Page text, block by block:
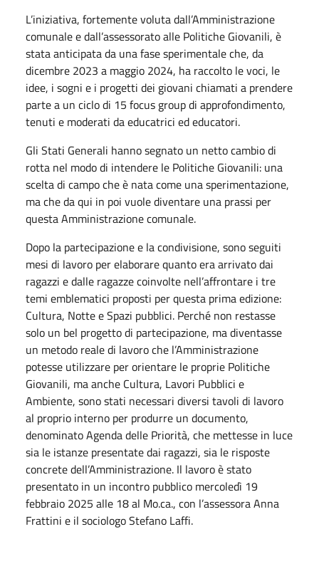
L’iniziativa, fortemente voluta dall’Amministrazione
comunale e dall’assessorato alle Politiche Giovanili, è
stata anticipata da una fase sperimentale che, da
dicembre 2023 a maggio 2024, ha raccolto le voci, le
idee, i sogni e i progetti dei giovani chiamati a prendere
parte a un ciclo di 15 focus group di approfondimento,
tenuti e moderati da educatrici ed educatori.
Gli Stati Generali hanno segnato un netto cambio di
rotta nel modo di intendere le Politiche Giovanili: una
scelta di campo che è nata come una sperimentazione,
ma che da qui in poi vuole diventare una prassi per
questa Amministrazione comunale.
Dopo la partecipazione e la condivisione, sono seguiti
mesi di lavoro per elaborare quanto era arrivato dai
ragazzi e dalle ragazze coinvolte nell’affrontare i tre
temi emblematici proposti per questa prima edizione:
Cultura, Notte e Spazi pubblici. Perché non restasse
solo un bel progetto di partecipazione, ma diventasse
un metodo reale di lavoro che l’Amministrazione
potesse utilizzare per orientare le proprie Politiche
Giovanili, ma anche Cultura, Lavori Pubblici e
Ambiente, sono stati necessari diversi tavoli di lavoro
al proprio interno per produrre un documento,
denominato Agenda delle Priorità, che mettesse in luce
sia le istanze presentate dai ragazzi, sia le risposte
concrete dell’Amministrazione. Il lavoro è stato
presentato in un incontro pubblico mercoledì 19
febbraio 2025 alle 18 al Mo.ca., con l’assessora Anna
Frattini e il sociologo Stefano Laffi.